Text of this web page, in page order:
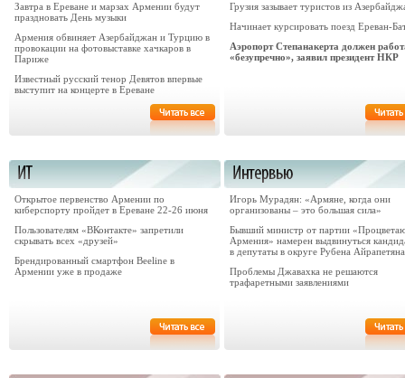
Завтра в Ереване и марзах Армении будут
праздновать День музыки
Армения обвиняет Азербайджан и Турцию в
провокации на фотовыставке хачкаров в
Париже
Известный русский тенор Девятов впервые
выступит на концерте в Ереване
Грузия зазывает туристов из
Начинает курсировать поезд Ереван-
Аэропорт Степанакерта должен
«безупречно», заявил президент НКР
Открытое первенство Армении по
киберспорту пройдет в Ереване 22-26 июня
Пользователям «ВКонтакте» запретили
скрывать всех «друзей»
Брендированный смартфон Beeline в
Армении уже в продаже
Игорь Мурадян: «Армяне, когда они
организованы – это большая сила»
Бывший министр от партии
Армения» намерен выдвинуться
в депутаты в округе Рубена Айрапетяна
Проблемы Джавахка не решаются
трафаретными заявлениями